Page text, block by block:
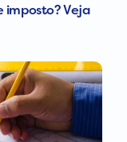
imposto? Veja